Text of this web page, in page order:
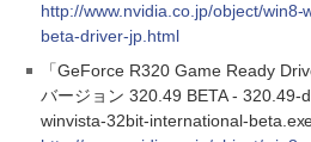
http://www.nvidia.co.jp/object/
beta-driver-jp.html
「GeForce R320 Game Ready
バージョン 320.49 BETA - 320.49-
winvista-32bit-international-